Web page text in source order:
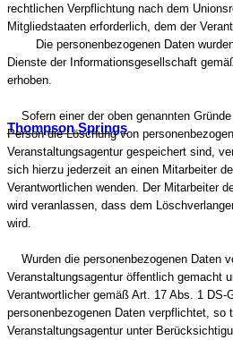
Thompson Springs
rechtlichen Verpflichtung nach dem
Mitgliedstaaten erforderlich, dem der
Die personenbezogenen Daten wurden
Dienste der Informationsgesellschaft
erhoben.
Sofern einer der oben genannten
Person die Löschung von
Veranstaltungsagentur gespeichert sind,
sich hierzu jederzeit an einen Mitarbeiter
Verantwortlichen wenden. Der Mitarbeiter
wird veranlassen, dass dem
wird.
Wurden die personenbezogenen Daten
Veranstaltungsagentur öffentlich gemacht
Verantwortlicher gemäß Art. 17 Abs. 1 DS-
personenbezogenen Daten verpflichtet, so
Veranstaltungsagentur unter